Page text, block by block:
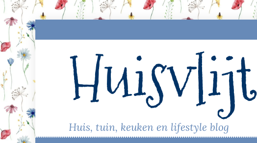
Skip
to
Huisvlijt
Huis, tuin, keuken en lifestyle blog